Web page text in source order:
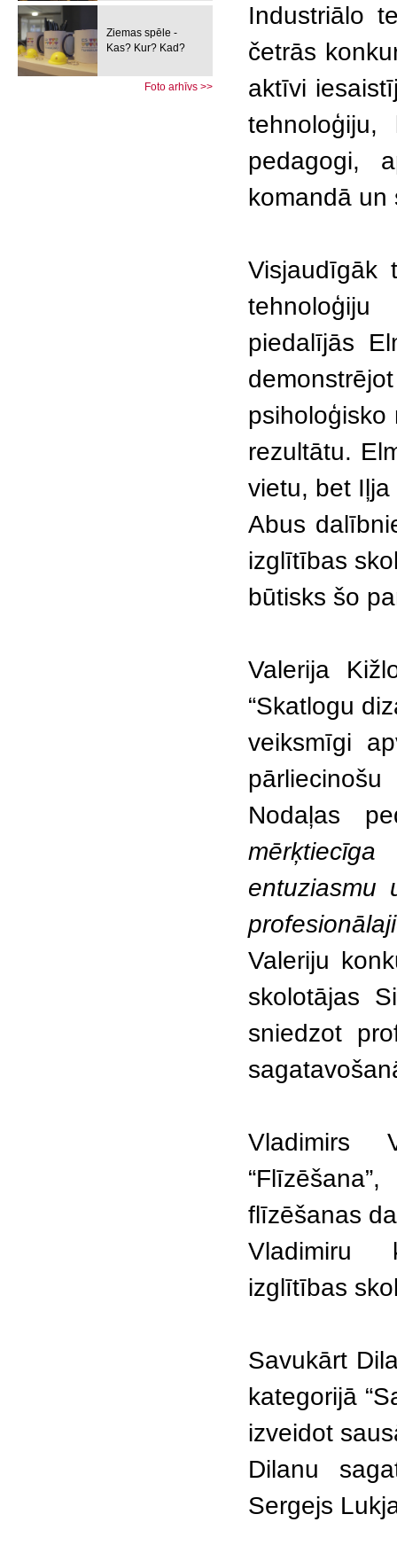
Ziemas spēle -
Kas? Kur? Kad?
Foto arhīvs >>
Industriālo
četrās
aktīvi
pedagogi,
komandā un
Visjaudīgāk
tehnoloģiju
piedalījās
rezultātu.
vietu, bet
Abus
izglītības
būtisks šo
Valerija
“Skatlogu
veiksmīgi
Nodaļas
entuziasmu
Valeriju
skolotājas
sniedzot
Vladimirs
flīzēšanas
Vladimiru
izglītības
Savukārt
kategorijā
izveidot
Dilanu
Sergejs